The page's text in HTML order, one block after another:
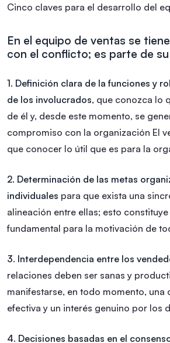
Cinco claves para el desarrollo del
En el equipo de ventas se
con el conflicto; es parte de
1. Definición clara de la funciones y
de los involucrados, que conozca lo
de él y, desde este momento, se
compromiso con la organización El
que conocer lo útil que es para la
2. Determinación de las metas
individuales para que exista una
alineación entre ellas; esto
fundamental para la motivación de
3. Interdependencia entre los
relaciones deben ser sanas y
manifestarse, en todo momento, una
efectiva y un interés genuino por los
4. Decisiones basadas en el